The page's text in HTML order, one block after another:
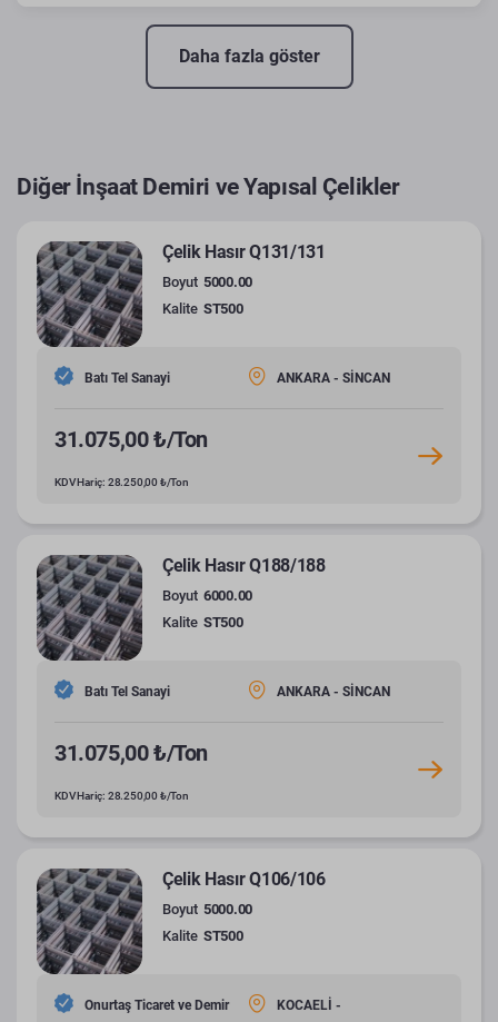
Daha fazla göster
Diğer İnşaat Demiri ve Yapısal Çelikler
Çelik Hasır Q131/131
Boyut 5000.00
Kalite ST500
Batı Tel Sanayi ANKARA - SİNCAN
31.075,00 ₺/Ton
KDV Hariç: 28.250,00 ₺/Ton
Çelik Hasır Q188/188
Boyut 6000.00
Kalite ST500
Batı Tel Sanayi ANKARA - SİNCAN
31.075,00 ₺/Ton
KDV Hariç: 28.250,00 ₺/Ton
Çelik Hasır Q106/106
Boyut 5000.00
Kalite ST500
Onurtaş Ticaret ve Demir KOCAELİ -